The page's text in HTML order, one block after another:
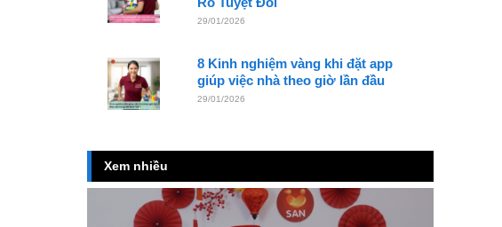
29/01/2026
8 Kinh nghiệm vàng khi đặt app
giúp việc nhà theo giờ lần đầu
29/01/2026
Xem nhiều